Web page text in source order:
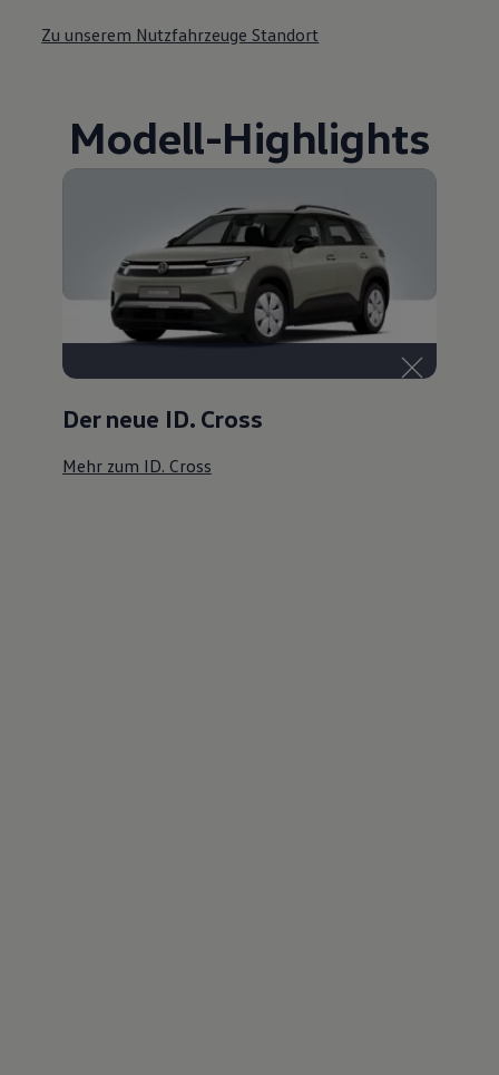
Zu unserem Nutzfahrzeuge Standort
Modell-Highlights
Der neue ID. Cross
Mehr zum ID. Cross